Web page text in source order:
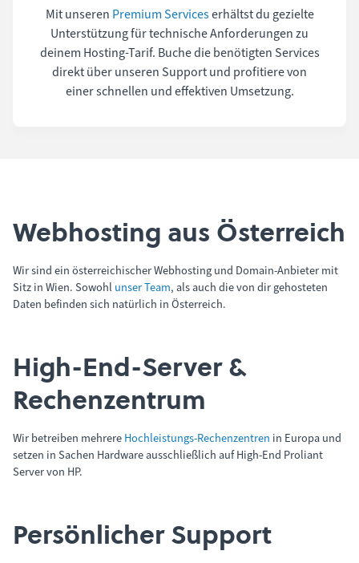
Mit unseren Premium Serviceserhältst du gezielte
Unterstützung für technische Anforderungen zu
deinem Hosting-Tarif. Buche die benötigten Services
direkt über unseren Support und profitiere von
einer schnellen und effektiven Umsetzung.
Webhosting aus Österreich
Wir sind ein österreichischer Webhosting und Domain-Anbieter mit
Sitz in Wien. Sowohl unser Team, als auch die von dir gehosteten
Daten befinden sich natürlich in Österreich.
High-End-Server &
Rechenzentrum
Wir betreiben mehrereHochleistungs-Rechenzentren in Europa und
setzen in Sachen Hardware ausschließlich auf High-End Proliant
Server von HP.
Persönlicher Support